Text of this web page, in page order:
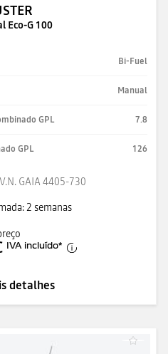
Eco-G 100
Bi-Fuel
Manual
GPL 7.8
GPL 126
GAIA 4405-730
2 semanas
IVA incluído*
detalhes